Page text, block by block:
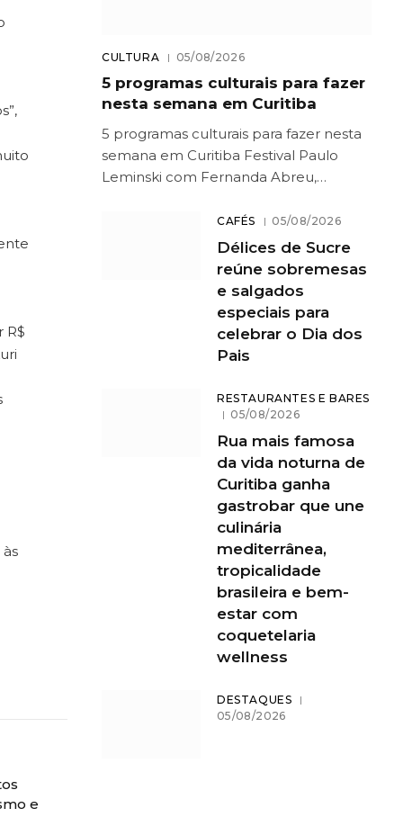
R$
e
CULTURA 05/08/2026
5 programas culturais para fazer
nesta semana em Curitiba
5 programas culturais para fazer nesta
semana em Curitiba Festival Paulo
Leminski com Fernanda Abreu,…
CAFÉS 05/08/2026
Délices de Sucre
reúne sobremesas
e salgados
especiais para
celebrar o Dia dos
Pais
RESTAURANTES E BARES
05/08/2026
Rua mais famosa
da vida noturna de
Curitiba ganha
gastrobar que une
culinária
mediterrânea,
tropicalidade
brasileira e bem-
estar com
coquetelaria
wellness
DESTAQUES
05/08/2026